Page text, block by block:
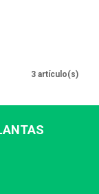
3 artículo(s)